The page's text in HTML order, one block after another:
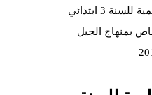
يقدم لكم كتاب التربية العلمية للسنة 3 ابتدائي
بمنهاج الجيل